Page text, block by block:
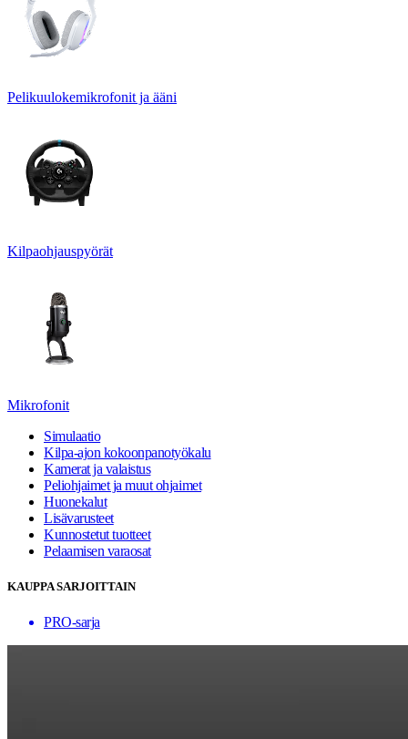
Pelikuulokemikrofonit ja ääni
Kilpaohjauspyörät
Mikrofonit
Simulaatio
Kilpa-ajon kokoonpanotyökalu
Kamerat ja valaistus
Peliohjaimet ja muut ohjaimet
Huonekalut
Lisävarusteet
Kunnostetut tuotteet
Pelaamisen varaosat
KAUPPA SARJOITTAIN
PRO-sarja